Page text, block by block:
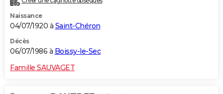
Naissance
04/07/1920 à Saint-Chéron
Décès
06/07/1986 à Boissy-le-Sec
Famille SAUVAGET